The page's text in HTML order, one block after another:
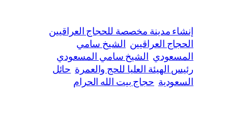
إنشاء مدينة مخصصة للحجاج العراقيين
الحجاج العراقيين الشيخ سامي
المسعودي الشيخ سامي المسعودي
رئيس الهيئة العليا للحج والعمرة حائل
السعودية حجاج بيت الله الحرام